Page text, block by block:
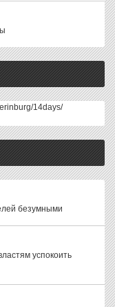
14days/
безумными
успокоить